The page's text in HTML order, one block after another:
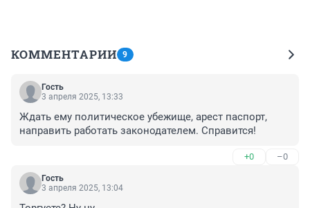
КОММЕНТАРИИ 9
Гость
3 апреля 2025, 13:33
Ждать ему политическое убежище, арест паспорт,
направить работать законодателем. Справится!
+0 –0
Гость
3 апреля 2025, 13:04